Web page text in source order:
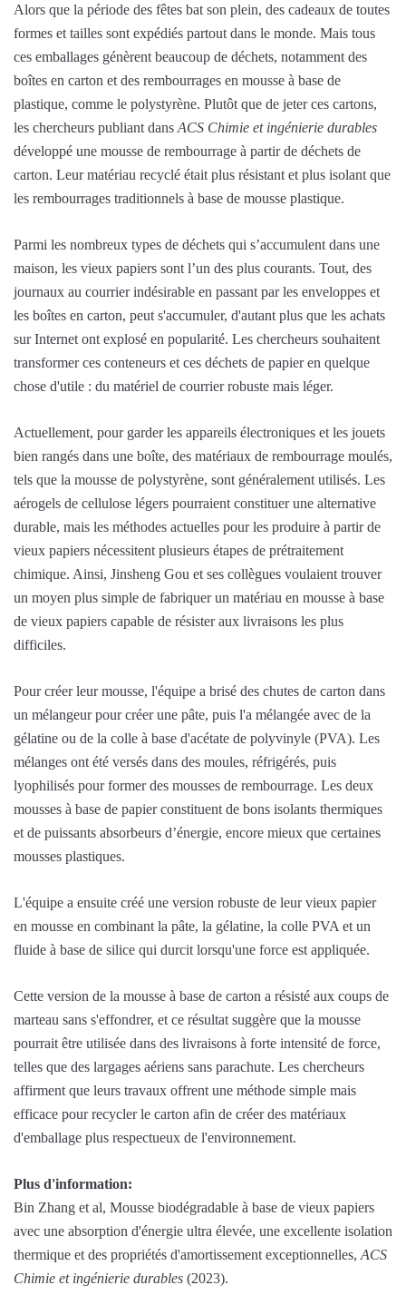
Alors que la période des fêtes bat son plein, des cadeaux de toutes
formes et tailles sont expédiés partout dans le monde. Mais tous
ces emballages génèrent beaucoup de déchets, notamment des
boîtes en carton et des rembourrages en mousse à base de
plastique, comme le polystyrène. Plutôt que de jeter ces cartons,
les chercheurs publiant dans ACS Chimie et ingénierie durables
développé une mousse de rembourrage à partir de déchets de
carton. Leur matériau recyclé était plus résistant et plus isolant que
les rembourrages traditionnels à base de mousse plastique.
Parmi les nombreux types de déchets qui s’accumulent dans une
maison, les vieux papiers sont l’un des plus courants. Tout, des
journaux au courrier indésirable en passant par les enveloppes et
les boîtes en carton, peut s'accumuler, d'autant plus que les achats
sur Internet ont explosé en popularité. Les chercheurs souhaitent
transformer ces conteneurs et ces déchets de papier en quelque
chose d'utile : du matériel de courrier robuste mais léger.
Actuellement, pour garder les appareils électroniques et les jouets
bien rangés dans une boîte, des matériaux de rembourrage moulés,
tels que la mousse de polystyrène, sont généralement utilisés. Les
aérogels de cellulose légers pourraient constituer une alternative
durable, mais les méthodes actuelles pour les produire à partir de
vieux papiers nécessitent plusieurs étapes de prétraitement
chimique. Ainsi, Jinsheng Gou et ses collègues voulaient trouver
un moyen plus simple de fabriquer un matériau en mousse à base
de vieux papiers capable de résister aux livraisons les plus
difficiles.
Pour créer leur mousse, l'équipe a brisé des chutes de carton dans
un mélangeur pour créer une pâte, puis l'a mélangée avec de la
gélatine ou de la colle à base d'acétate de polyvinyle (PVA). Les
mélanges ont été versés dans des moules, réfrigérés, puis
lyophilisés pour former des mousses de rembourrage. Les deux
mousses à base de papier constituent de bons isolants thermiques
et de puissants absorbeurs d’énergie, encore mieux que certaines
mousses plastiques.
L'équipe a ensuite créé une version robuste de leur vieux papier
en mousse en combinant la pâte, la gélatine, la colle PVA et un
fluide à base de silice qui durcit lorsqu'une force est appliquée.
Cette version de la mousse à base de carton a résisté aux coups de
marteau sans s'effondrer, et ce résultat suggère que la mousse
pourrait être utilisée dans des livraisons à forte intensité de force,
telles que des largages aériens sans parachute. Les chercheurs
affirment que leurs travaux offrent une méthode simple mais
efficace pour recycler le carton afin de créer des matériaux
d'emballage plus respectueux de l'environnement.
Plus d'information:
Bin Zhang et al, Mousse biodégradable à base de vieux papiers
avec une absorption d'énergie ultra élevée, une excellente isolation
thermique et des propriétés d'amortissement exceptionnelles, ACS
Chimie et ingénierie durables (2023).